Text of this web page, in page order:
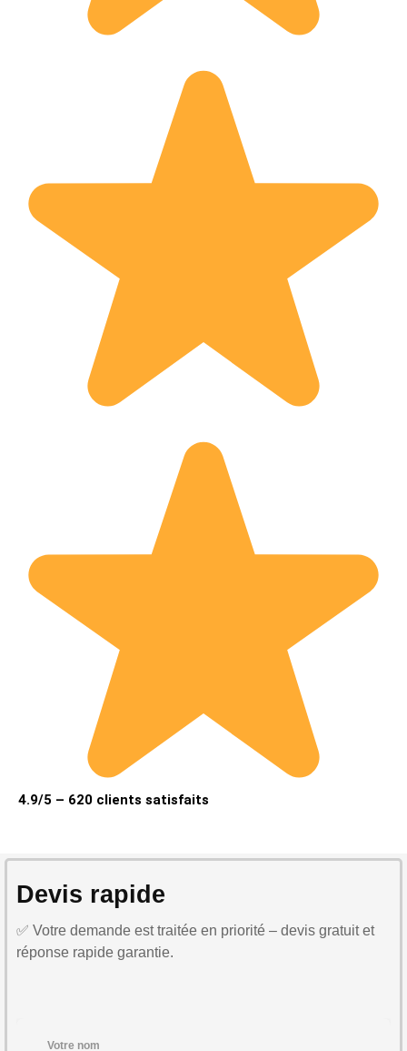
4.9/5 – 620 clients satisfaits
Devis rapide
✅ Votre demande est traitée en priorité – devis gratuit et
réponse rapide garantie.
Votre nom